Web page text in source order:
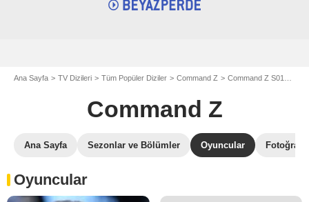
Ana Sayfa TV Dizileri Tüm Popüler Diziler Command Z Command Z S01
Command Z
Ana Sayfa Sezonlar ve Bölümler Oyuncular
Oyuncular